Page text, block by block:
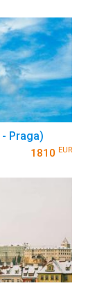
Praga)
1810 EUR